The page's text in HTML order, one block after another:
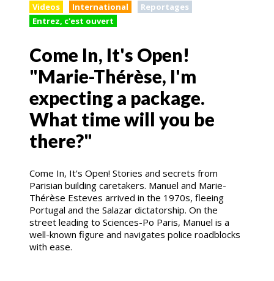
Videos International
Reportages
Entrez, c'est ouvert
Come In, It's Open!
"Marie-Thérèse, I'm
expecting a package.
What time will you be
there?"
Come In, It's Open! Stories and secrets from
Parisian building caretakers. Manuel and Marie-
Thérèse Esteves arrived in the 1970s, fleeing
Portugal and the Salazar dictatorship. On the
street leading to Sciences-Po Paris, Manuel is a
well-known figure and navigates police roadblocks
with ease.